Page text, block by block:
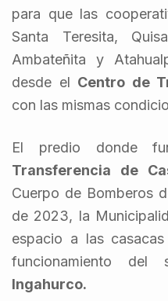
para que las
Santa Teresita,
Ambateñita y
desde el Centro de
con las mismas
El predio donde
Transferencia de
Cuerpo de Bomberos
de 2023, la
espacio a las
funcionamiento
Ingahurco.